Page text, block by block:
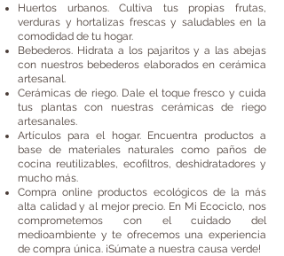
Huertos urbanos. Cultiva tus propias frutas,
verduras y hortalizas frescas y saludables en la
comodidad de tu hogar.
Bebederos. Hidrata a los pajaritos y a las abejas
con nuestros bebederos elaborados en cerámica
artesanal.
Cerámicas de riego. Dale el toque fresco y cuida
tus plantas con nuestras cerámicas de riego
artesanales.
Artículos para el hogar. Encuentra productos a
base de materiales naturales como paños de
cocina reutilizables, ecofiltros, deshidratadores y
mucho más.
Compra online productos ecológicos de la más
alta calidad y al mejor precio. En Mi Ecociclo, nos
comprometemos con el cuidado del
medioambiente y te ofrecemos una experiencia
de compra única. ¡Súmate a nuestra causa verde!